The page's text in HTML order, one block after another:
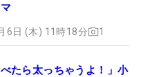
6日 (木) 11時18分 1
べたら太っちゃうよ！」小